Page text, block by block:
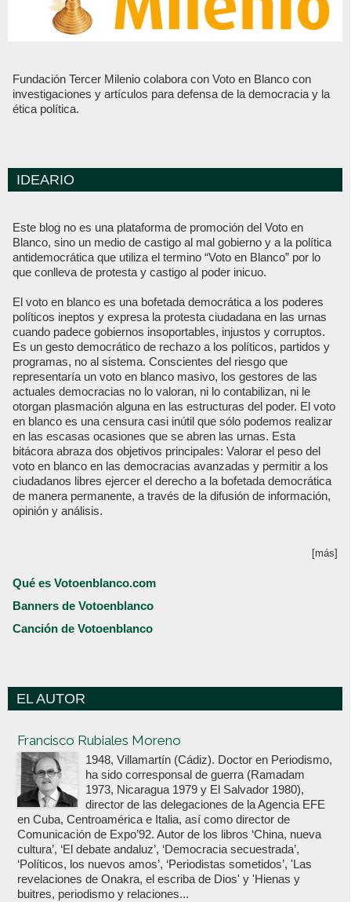
Fundación Tercer Milenio colabora con Voto en Blanco con
investigaciones y artículos para defensa de la democracia y la
ética política.
IDEARIO
Este blog no es una plataforma de promoción del Voto en
Blanco, sino un medio de castigo al mal gobierno y a la política
antidemocrática que utiliza el termino “Voto en Blanco” por lo
que conlleva de protesta y castigo al poder inicuo.
El voto en blanco es una bofetada democrática a los poderes
políticos ineptos y expresa la protesta ciudadana en las urnas
cuando padece gobiernos insoportables, injustos y corruptos.
Es un gesto democrático de rechazo a los políticos, partidos y
programas, no al sistema. Conscientes del riesgo que
representaría un voto en blanco masivo, los gestores de las
actuales democracias no lo valoran, ni lo contabilizan, ni le
otorgan plasmación alguna en las estructuras del poder. El voto
en blanco es una censura casi inútil que sólo podemos realizar
en las escasas ocasiones que se abren las urnas. Esta
bitácora abraza dos objetivos principales: Valorar el peso del
voto en blanco en las democracias avanzadas y permitir a los
ciudadanos libres ejercer el derecho a la bofetada democrática
de manera permanente, a través de la difusión de información,
opinión y análisis.
[más]
Qué es Votoenblanco.com
Banners de Votoenblanco
Canción de Votoenblanco
EL AUTOR
Francisco Rubiales Moreno
1948, Villamartín (Cádiz). Doctor en Periodismo,
ha sido corresponsal de guerra (Ramadam
1973, Nicaragua 1979 y El Salvador 1980),
director de las delegaciones de la Agencia EFE
en Cuba, Centroamérica e Italia, así como director de
Comunicación de Expo’92. Autor de los libros ‘China, nueva
cultura’, ‘El debate andaluz’, ‘Democracia secuestrada’,
‘Políticos, los nuevos amos’, ‘Periodistas sometidos’, 'Las
revelaciones de Onakra, el escriba de Dios' y 'Hienas y
buitres, periodismo y relaciones...